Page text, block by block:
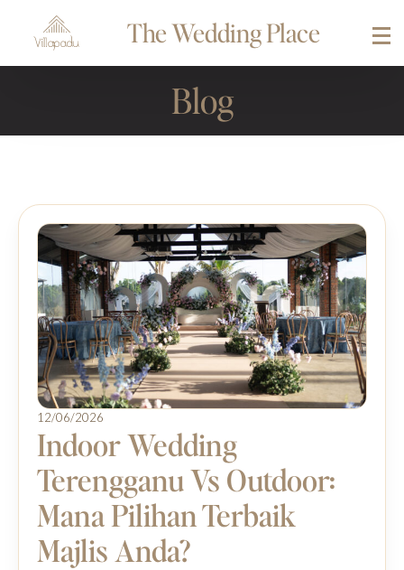
The Wedding Place
Blog
Indoor Wedding
Terengganu Vs Outdoor:
Mana Pilihan Terbaik
Majlis Anda?
12/06/2026